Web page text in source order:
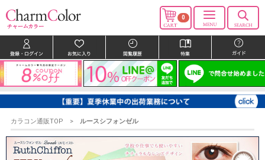
0
カラコン通販TOP ルースシフォンゼル